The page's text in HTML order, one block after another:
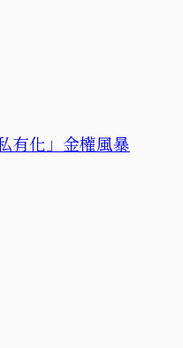
有化」金權風暴